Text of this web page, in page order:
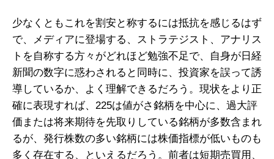
少なくともこれを割安と称するには抵抗を感じるはず
で、メディアに登場する、ストラテジスト、アナリス
トを自称する方々がどれほど勉強不足で、自身が日経
新聞の数字に惑わされると同時に、投資家を誤って誘
導しているか、よく理解できるだろう。現状をより正
確に表現すれば、225は値がさ銘柄を中心に、過大評
価または将来期待を先取りしている銘柄が多数含まれ
るが、発行株数の多い銘柄には株価指標が低いものも
多く存在する、といえるだろう。前者は短期売買用、